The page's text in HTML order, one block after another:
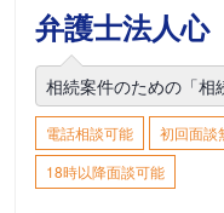
弁護士法人心
相続案件のための「相
電話相談可能 初回面談
18時以降面談可能